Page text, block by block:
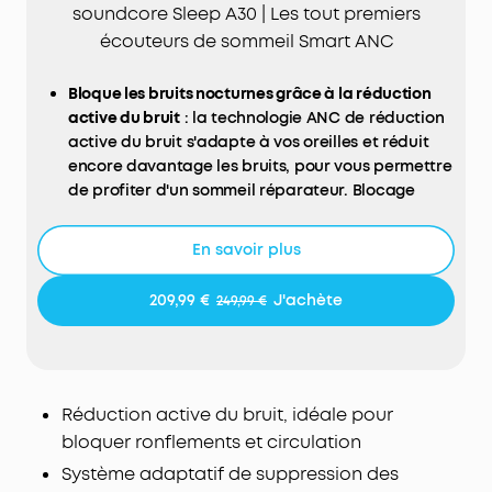
soundcore Sleep A30 | Les tout premiers
écouteurs de sommeil Smart ANC
Bloque les bruits nocturnes grâce à la réduction
active du bruit: la technologie ANC de réduction
active du bruit s'adapte à vos oreilles et réduit
encore davantage les bruits, pour vous permettre
de profiter d'un sommeil réparateur. Blocage
et de la circulation.
ronflements: Le boîtier de charge suit et analyse
Son cérébral généré par IA pour un
endormissement rapide: Les battements
binauraux diffusent des fréquences différentes
En savoir plus
209,99 € 249,99 € J'achète
Réduction active du bruit, idéale pour
bloquer ronflements et circulation
Système adaptatif de suppression des